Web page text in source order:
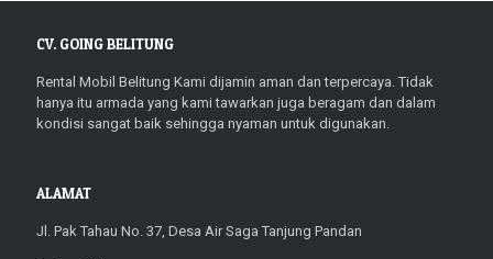
CV. GOING BELITUNG
Rental Mobil Belitung Kami dijamin aman dan terpercaya. Tidak
hanya itu armada yang kami tawarkan juga beragam dan dalam
kondisi sangat baik sehingga nyaman untuk digunakan.
ALAMAT
Jl. Pak Tahau No. 37, Desa Air Saga Tanjung Pandan